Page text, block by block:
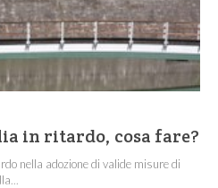
in ritardo, cosa fare?
nella adozione di valide misure di